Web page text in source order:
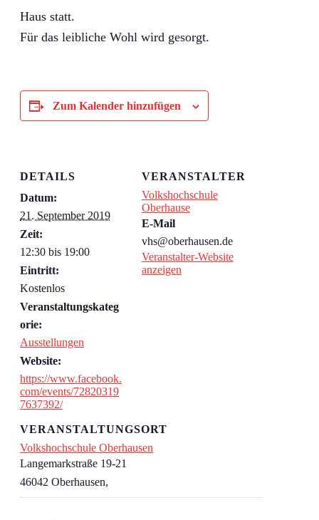
Haus statt.
Für das leibliche Wohl wird gesorgt.
Zum Kalender hinzufügen
DETAILS
Datum:
21. September 2019
Zeit:
12:30 bis 19:00
Eintritt:
Kostenlos
Veranstaltungskateg
orie:
Ausstellungen
Website:
https://www.facebook.
com/events/72820319
7637392/
VERANSTALTUNGSORT
Volkshochschule Oberhausen
Langemarkstraße 19-21
46042 Oberhausen,
VERANSTALTER
Volkshochschule
Oberhause
E-Mail
vhs@oberhausen.de
Veranstalter-Website
anzeigen